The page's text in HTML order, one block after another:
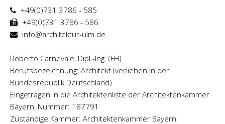
+49(0)731 3786 - 585
+49(0)731 3786 - 586
info@architektur-ulm.de
Roberto Carnevale, Dipl.-Ing. (FH)
Berufsbezeichnung: Architekt (verliehen in der
Bundesrepublik Deutschland)
Eingetragen in die Architektenliste der Architektenkammer
Bayern, Nummer: 187791
Zuständige Kammer: Architektenkammer Bayern,